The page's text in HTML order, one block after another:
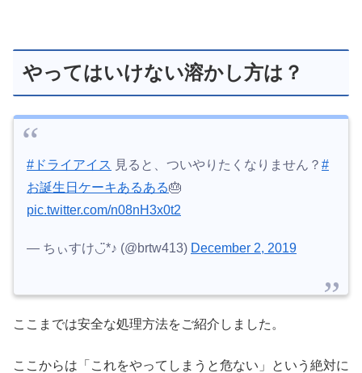
やってはいけない溶かし方は？
#ドライアイス 見ると、ついやりたくなりません？ #
お誕生日ケーキあるある🎂
pic.twitter.com/n08nH3x0t2
— ちぃすけ◡̈*♪ (@brtw413) December 2, 2019
ここまでは安全な処理方法をご紹介しました。
ここからは「これをやってしまうと危ない」という絶対に